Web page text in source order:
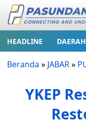
HEADLINE DAERAH
Beranda » JABAR»
YKEP